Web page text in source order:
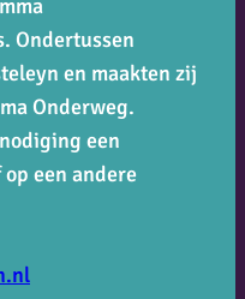
Ondertussen
en maakten zij
Onderweg.
een
een andere